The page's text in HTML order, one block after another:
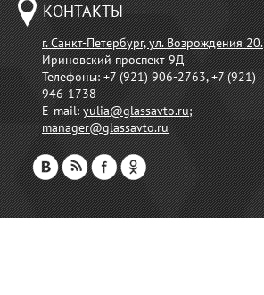
КОНТАКТЫ
г. Санкт-Петербург, ул. Возрождения 20.
Ириновский проспект 9Д
Телефоны:+7 (921) 906-2763, +7 (921)
946-1738
E-mail:yulia@glassavto.ru;
manager@glassavto.ru